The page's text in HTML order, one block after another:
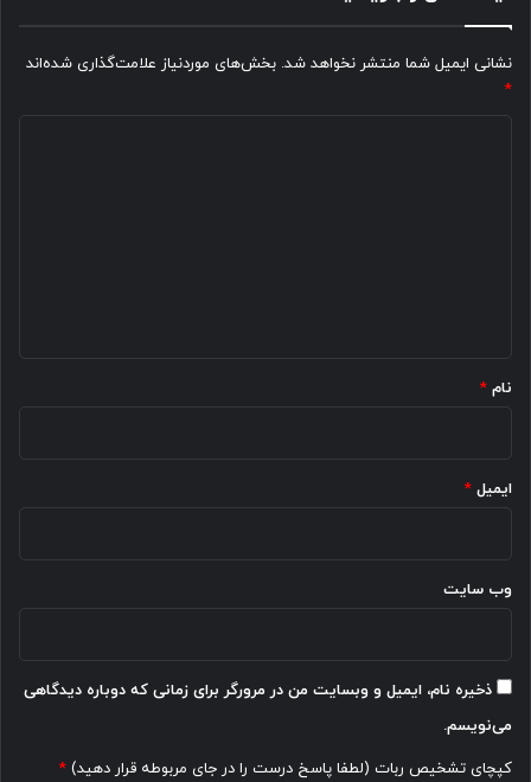
نشانی ایمیل شما منتشر نخواهد شد. بخش‌های موردنیاز علامت‌گذاری شده‌اند
*
نام *
ایمیل *
وب‌ سایت
ذخیره نام، ایمیل و وبسایت من در مرورگر برای زمانی که دوباره دیدگاهی
می‌نویسم.
کپچای تشخیص ربات (لطفا پاسخ درست را در جای مربوطه قرار دهید) *